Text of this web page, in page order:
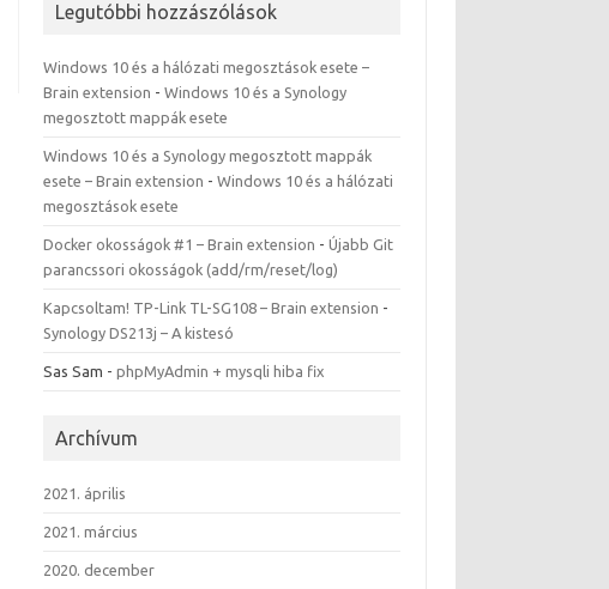
Legutóbbi hozzászólások
Windows 10 és a hálózati megosztások esete –
Brain extension -Windows 10 és a Synology
megosztott mappák esete
Windows 10 és a Synology megosztott mappák
esete – Brain extension -Windows 10 és a hálózati
megosztások esete
Docker okosságok #1 – Brain extension -Újabb Git
parancssori okosságok (add/rm/reset/log)
Kapcsoltam! TP-Link TL-SG108 – Brain extension -
Synology DS213j – A kistesó
Sas Sam -phpMyAdmin + mysqli hiba fix
Archívum
2021. április
2021. március
2020. december